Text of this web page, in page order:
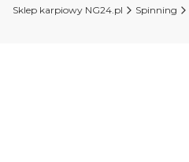
Sklep karpiowy NG24.pl Spinning